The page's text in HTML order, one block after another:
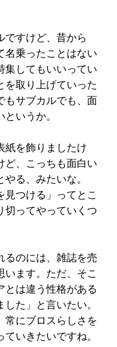
ですけど、昔から
名乗ったことはない
集してもいいってい
を取り上げていった
もサブカルでも、面
いうか。
紙を飾りましたけ
ど、こっちも面白い
る、みたいな。
見つける」ってとこ
切ってやっていくつ
るのには、雑誌を売
います。ただ、そこ
とは違う性格がある
た」と言いたい。
常にブロスらしさを
いきたいですね。